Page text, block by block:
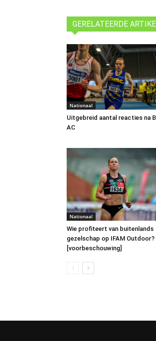
GERELATEERDE
Nationaal
Uitgebreid aantal reacties na
AC
Nationaal
Wie profiteert van buitenlands
gezelschap op IFAM Outdoor?
[voorbeschouwing]